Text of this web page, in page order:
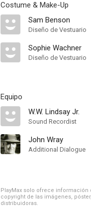
Costume & Make-Up
Sam Benson
Diseño de Vestuario
Sophie Wachner
Diseño de Vestuario
Equipo
W.W. Lindsay Jr.
Sound Recordist
John Wray
Additional Dialogue
PlayMax solo ofrece información
copyright de las imágenes,
distribuidoras.